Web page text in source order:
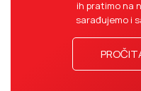
ih pratimo na
sarađujemo i